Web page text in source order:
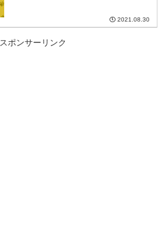
2021.08.30
スポンサーリンク